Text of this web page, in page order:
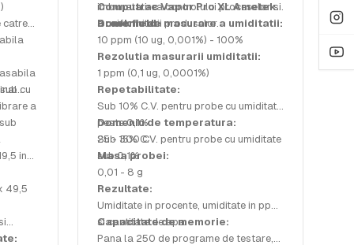
catre
cu
a
in
49,5
imbunatatirea controlului proceselor si
a uniformitatii produselor.
Computrac Vapor Pro XL Ametek
Brookfield
Domeniu de masurare a umiditatii:
10 ppm (10 ug, 0,001%) - 100%
Rezolutia masurarii umiditatii:
1 ppm (0,1 ug, 0,0001%)
Repetabilitate:
Sub 10% C.V. pentru probe cu umiditate
peste 0,1%
Sub 15% C.V. pentru probe cu umiditate
sub 0,1%
Domeniu de temperatura:
25 - 300 C
Masa probei:
0,01 - 8 g
Rezultate:
Umiditate in procente, umiditate in ppm
si cantitate de apa
Capacitate de memorie:
Pana la 250 de programe de testare,